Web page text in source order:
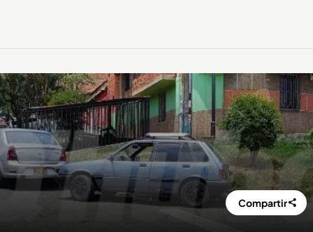
Compartir